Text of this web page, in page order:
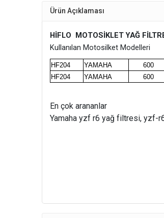
Ürün Açıklaması
HİFLO MOTOSİKLET YAĞ
Kullanılan Motosilket Modelleri
HF204 YAMAHA 600
HF204
YAMAHA 600
En çok arananlar
Yamaha yzf r6 yağ filtresi, yzf-